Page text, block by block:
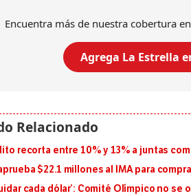
Encuentra más de nuestra cobertura
Agrega La Estrella
recorta entre 10% y 13% a juntas
$22.1 millones al IMA para
cada dólar’: Comité Olímpico no se